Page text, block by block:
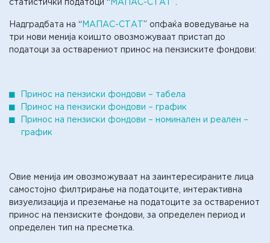
статистички податоци “ МАПАС-СТАТ ”.
Надградбата на “ МАПАС-СТАТ
” опфаќа воведување на
три нови менија коишто овозможуваат пристап до
податоци за остварениот принос на пензиските фондови:
Принос на пензиски фондови – табела
Принос на пензиски фондови – график
Принос на пензиски фондови – номинален и реален –
график
Овие менија им овозможуваат на заинтересираните лица
самостојно филтрирање на податоците, интерактивна
визуелизација и преземање на податоците за остварениот
принос на пензиските фондови, за определен период и
определен тип на пресметка.